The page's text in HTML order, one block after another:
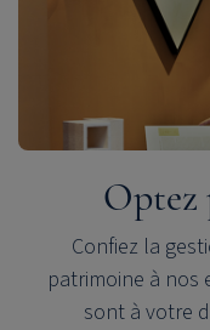
Optez
Confiez la
patrimoine à nos
sont à votre